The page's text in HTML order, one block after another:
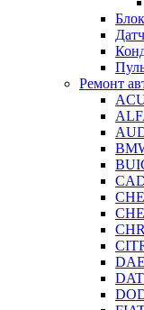
Ремонт